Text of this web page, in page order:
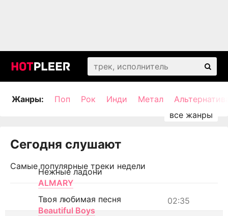
Жанры: Поп Рок Инди Метал
Сегодня слушают
Самые популярные треки недели
Нежные ладони
ALMARY
02:35
Твоя любимая песня
Beautiful Boys